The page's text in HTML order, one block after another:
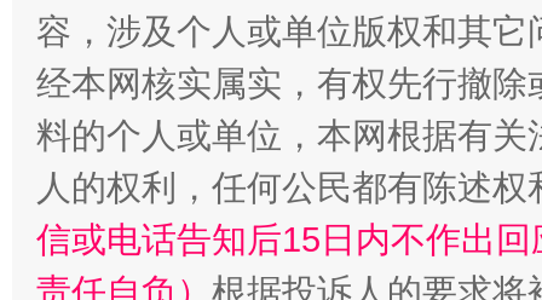
容，涉及个人或单位版权和其它
经本网核实属实，有权先行撤
料的个人或单位，本网根据有
人的权利，任何公民都有陈述
信或电话告知后15日内不作出
责任自负） 根据投诉人的要求将